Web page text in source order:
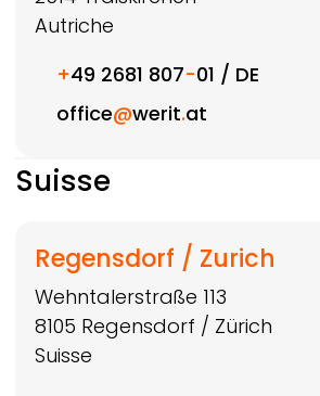
Autriche
+49 2681 807-01 / DE
office@werit.at
Suisse
Regensdorf / Zurich
Wehntalerstraße 113
8105 Regensdorf / Zürich
Suisse